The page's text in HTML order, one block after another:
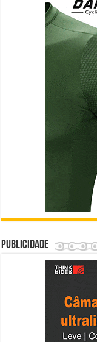
Publicidade